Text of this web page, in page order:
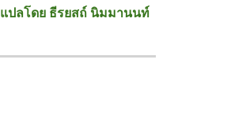
แปลโดย ธีรยสถ์ นิมมานนท์